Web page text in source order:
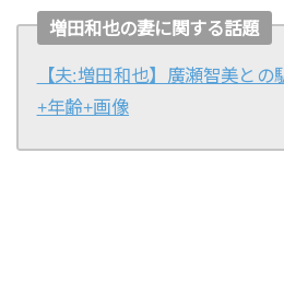
増田和也の妻に関する話題
【夫:増田和也】廣瀬智美と
+年齢+画像